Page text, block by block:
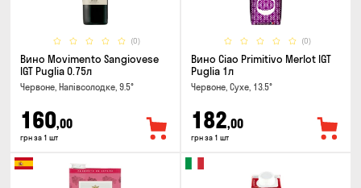
(0)
Вино Movimento Sangiovese
IGT Puglia 0.75л
Червоне, Напівсолодке, 9.5°
160,00
грн за 1 шт
(0)
Вино Ciao Primitivo Merlot IGT
Puglia 1л
Червоне, Сухе, 13.5°
182,00
грн за 1 шт